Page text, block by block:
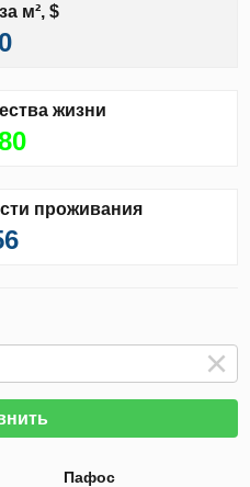
м², $
0
жизни
проживания
Пафос